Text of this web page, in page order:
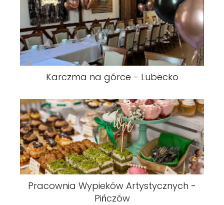
Karczma na górce - Lubecko
Pracownia Wypieków Artystycznych -
Pińczów